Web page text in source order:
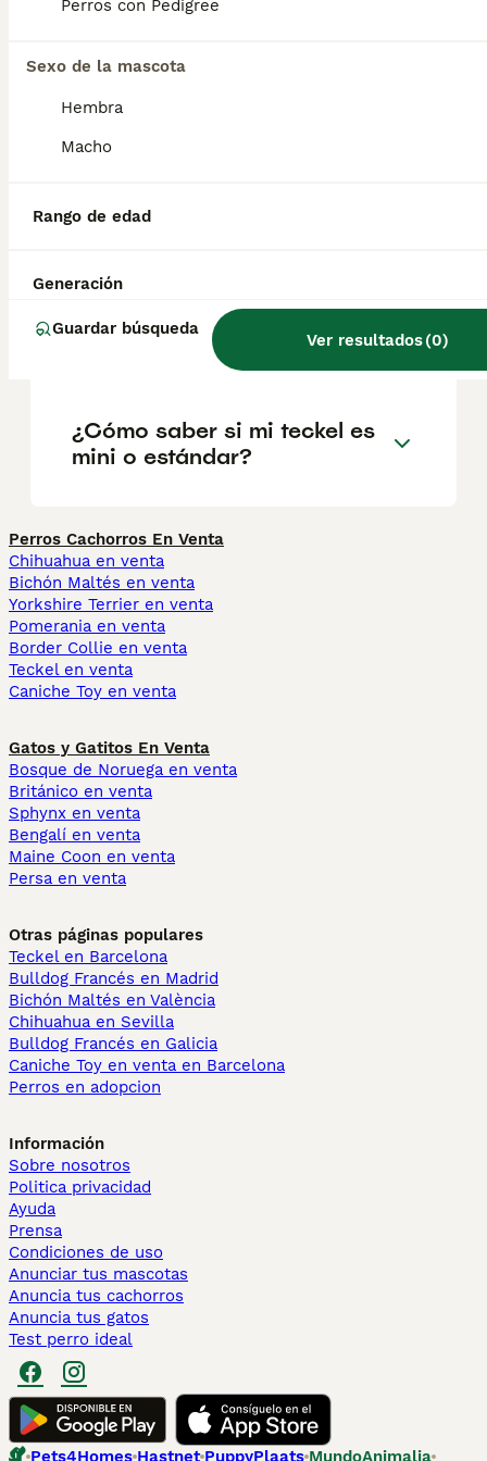
Perros con Pedigree
Sexo de la mascota
Hembra
Macho
Rango de edad
Generación
Guardar búsqueda
Ver resultados(0)
¿Cuáles son los 3 tipos de
¿Qué problemas suelen tener
¿Cuánto suelen vivir los
¿Cómo saber si mi teckel es
mini o estándar?
Perros Cachorros En Venta
Chihuahua en venta
Bichón Maltés en venta
Yorkshire Terrier en venta
Pomerania en venta
Border Collie en venta
Teckel en venta
Caniche Toy en venta
Gatos y Gatitos En Venta
Bosque de Noruega en venta
Británico en venta
Sphynx en venta
Bengalí en venta
Maine Coon en venta
Persa en venta
Otras páginas populares
Teckel en Barcelona
Bulldog Francés en Madrid
Bichón Maltés en València
Chihuahua en Sevilla
Bulldog Francés en Galicia
Caniche Toy en venta en Barcelona
Perros en adopcion
Información
Sobre nosotros
Politica privacidad
Ayuda
Prensa
Condiciones de uso
Anunciar tus mascotas
Anuncia tus cachorros
Anuncia tus gatos
Test perro ideal